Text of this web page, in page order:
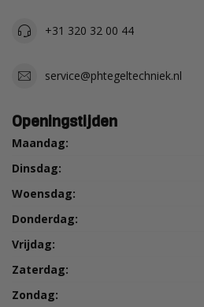
+31 320 32 00 44
service@phtegeltechniek.nl
Openingstijden
Maandag:
Dinsdag:
Woensdag:
Donderdag:
Vrijdag:
Zaterdag:
Zondag: